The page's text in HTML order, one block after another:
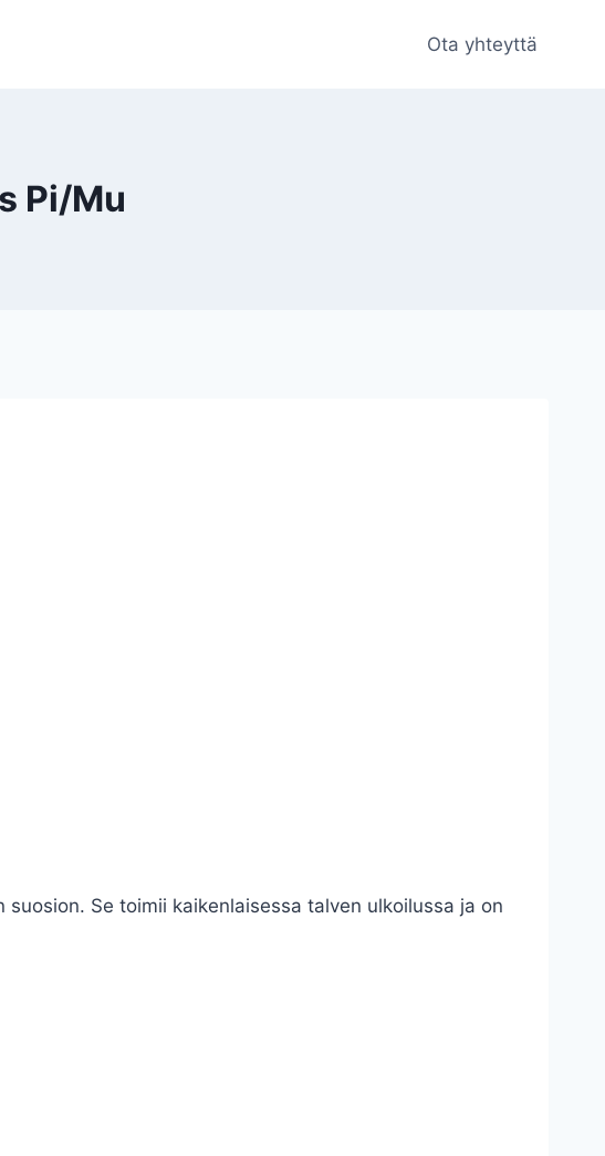
Ota yhteyttä
Pi/Mu
Se toimii kaikenlaisessa talven ulkoilussa ja on